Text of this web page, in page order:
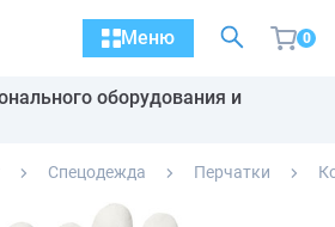
Меню 0
оборудования и
Спецодежда Перчатки